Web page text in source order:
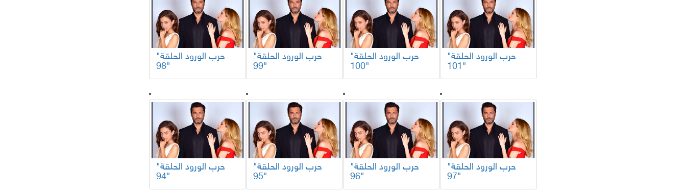
مسلسلات عالمية مواهب ومسابقات برامج تلفزيون افلام عربية
"حرب الورود الحلقة
101"
"حرب الورود الحلقة
100"
"حرب الورود الحلقة
99"
"حرب الورود الحلقة
98"
"حرب الورود الحلقة
97"
"حرب الورود الحلقة
96"
"حرب الورود الحلقة
95"
"حرب الورود الحلقة
94"